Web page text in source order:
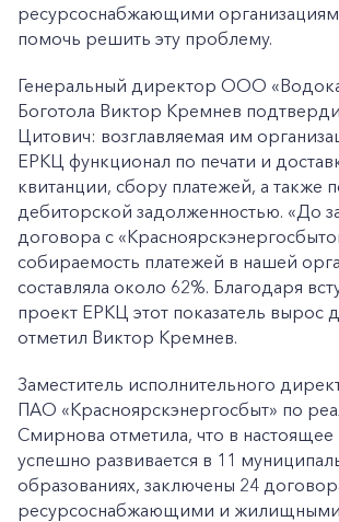
ресурсоснабжающими
помочь решить эту проблему.
Генеральный директор ООО
Боготола Виктор Кремнев
Цитович: возглавляемая им
ЕРКЦ функционал по печати и
квитанции, сбору платежей, а также
дебиторской задолженностью. «До
договора с
собираемость платежей в нашей
составляла около 62%. Благодаря
проект ЕРКЦ этот показатель вырос
отметил Виктор Кремнев.
Заместитель исполнительного
ПАО «Красноярскэнергосбыт» по
Смирнова отметила, что в
успешно развивается в 11
образованиях, заключены 24
ресурсоснабжающими и жилищными